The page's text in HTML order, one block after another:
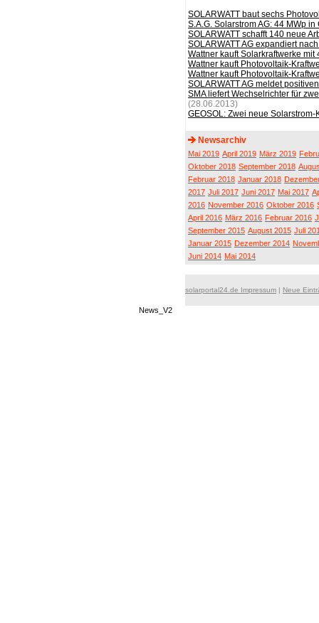
SOLARWATT baut sechs
S.A.G. Solarstrom AG: 44 MWp
SOLARWATT schafft 140 neue
SOLARWATT AG expandiert
Wattner kauft Solarkraftwerke mit
Wattner kauft Photovoltaik-
Wattner kauft Photovoltaik-
SOLARWATT AG meldet
SMA liefert Wechselrichter für
(28.06.2013)
GEOSOL: Zwei neue
Newsarchiv
Mai 2019 April 2019 März 2019
Oktober 2018 September 2018
Februar 2018 Januar 2018
2017 Juli 2017 Juni 2017 Mai 2017
2016 November 2016 Oktober 2016
April 2016 März 2016 Februar 2016
September 2015 August 2015 Juli
Januar 2015 Dezember 2014
Juni 2014 Mai 2014
solarportal24.de Impressum | Neue
News_V2